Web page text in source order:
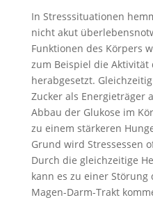
In Stresssituationen
nicht akut
Funktionen des Körpers
zum Beispiel die Aktivität
herabgesetzt.
Zucker als Energieträger
Abbau der Glukose im
zu einem stärkeren
Grund wird Stressessen
Durch die gleichzeitige
kann es zu einer
Magen-Darm-Trakt